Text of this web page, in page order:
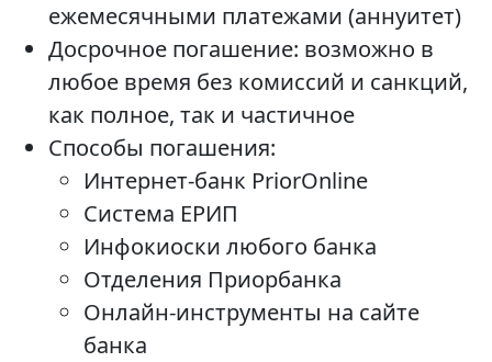
ежемесячными платежами (аннуитет)
Досрочное погашение: возможно в
любое время без комиссий и санкций,
как полное, так и частичное
Способы погашения:
Интернет-банк PriorOnline
Система ЕРИП
Инфокиоски любого банка
Отделения Приорбанка
Онлайн-инструменты на сайте
банка